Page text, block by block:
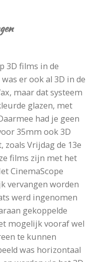
3D films in de
er ook al 3D in de
maar dat systeem
glazen, met
had je geen
35mm ook 3D
Vrijdag de 13e
films zijn met het
CinemaScope
vervangen worden
werd ingenomen
gekoppelde
mogelijk vooraf wel
te kunnen
was horizontaal